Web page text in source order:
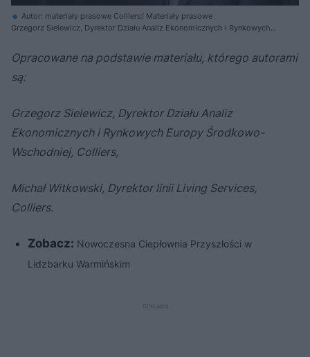
Autor: materiały prasowe Colliers/ Materiały prasowe
Grzegorz Sielewicz, Dyrektor Działu Analiz Ekonomicznych i Rynkowych
Opracowane na podstawie materiału, którego autorami
są:
Grzegorz Sielewicz, Dyrektor Działu Analiz
Ekonomicznych i Rynkowych Europy Środkowo-
Wschodniej, Colliers,
Michał Witkowski, Dyrektor linii Living Services,
Colliers.
Zobacz: Nowoczesna Ciepłownia Przyszłości w
Lidzbarku Warmińskim